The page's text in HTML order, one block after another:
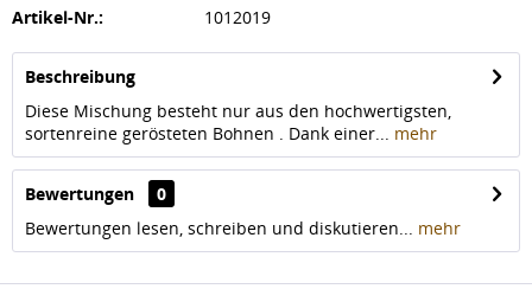
Artikel-Nr.: 1012019
Beschreibung
Diese Mischung besteht nur aus den hochwertigsten,
sortenreine gerösteten Bohnen . Dank einer... mehr
Bewertungen
0
Bewertungen lesen, schreiben und diskutieren... mehr